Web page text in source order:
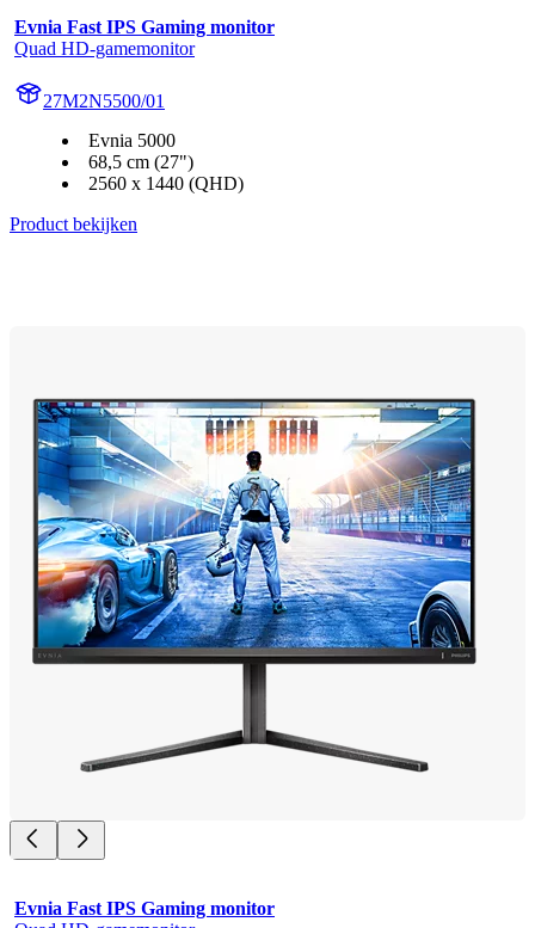
Evnia Fast IPS Gaming monitor
Quad HD-gamemonitor
27M2N5500/01
Evnia 5000
68,5 cm (27")
2560 x 1440 (QHD)
Product bekijken
Evnia Fast IPS Gaming monitor